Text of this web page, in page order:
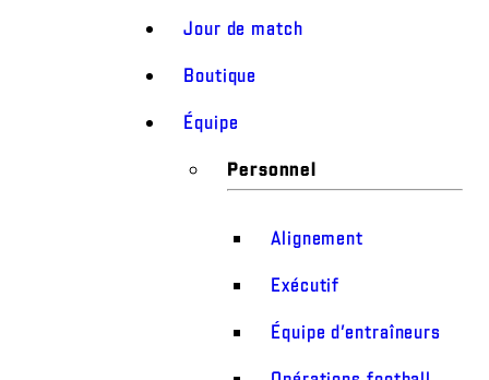
Jour de match
Boutique
Équipe
Personnel
Alignement
Exécutif
Équipe d’entraîneurs